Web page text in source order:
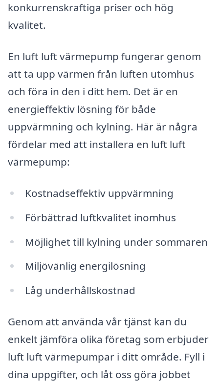
konkurrenskraftiga priser och hög
kvalitet.
En luft luft värmepump fungerar genom
att ta upp värmen från luften utomhus
och föra in den i ditt hem. Det är en
energieffektiv lösning för både
uppvärmning och kylning. Här är några
fördelar med att installera en luft luft
värmepump:
Kostnadseffektiv uppvärmning
Förbättrad luftkvalitet inomhus
Möjlighet till kylning under sommaren
Miljövänlig energilösning
Låg underhållskostnad
Genom att använda vår tjänst kan du
enkelt jämföra olika företag som erbjuder
luft luft värmepumpar i ditt område. Fyll i
dina uppgifter, och låt oss göra jobbet